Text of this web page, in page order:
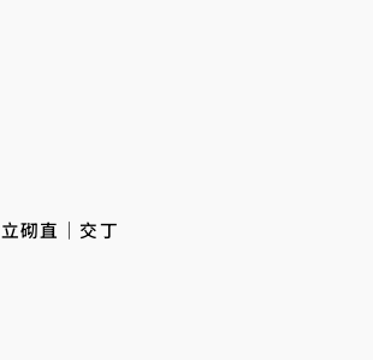
立砌直｜交丁